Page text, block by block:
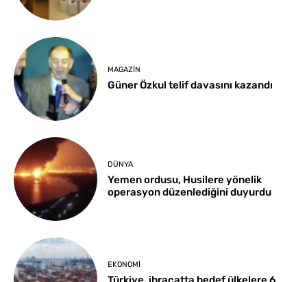
MAGAZIN
Güner Özkul telif davasını kazandı
DÜNYA
Yemen ordusu, Husilere yönelik
operasyon düzenlediğini duyurdu
EKONOMI